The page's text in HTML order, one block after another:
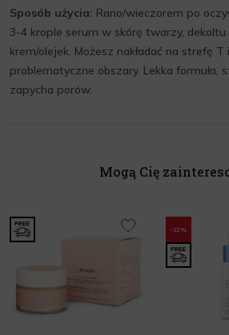
Sposób użycia: Rano/wieczorem po
3-4 krople serum w skórę twarzy,
krem/olejek. Możesz nakładać na strefę
problematyczne obszary. Lekka formuła,
zapycha porów.
Mogą Cię
-12%